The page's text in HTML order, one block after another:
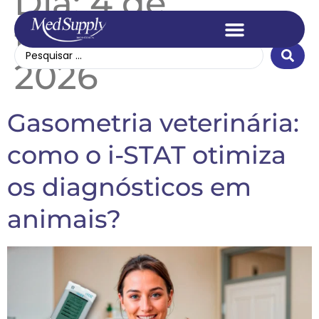
fevereiro de
2026
Gasometria veterinária:
como o i-STAT otimiza
os diagnósticos em
animais?